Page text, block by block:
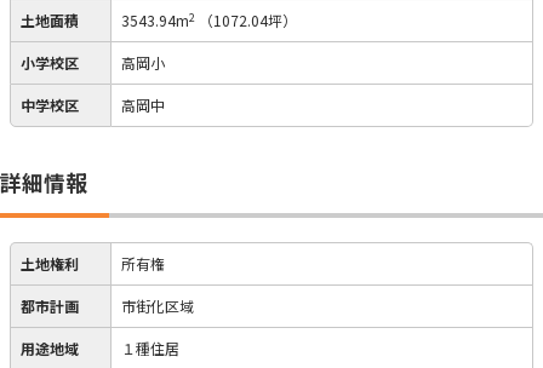
土地面積 3543.94m2 （1072.04坪）
小学校区 高岡小
中学校区 高岡中
詳細情報
土地権利 所有権
都市計画 市街化区域
用途地域 １種住居